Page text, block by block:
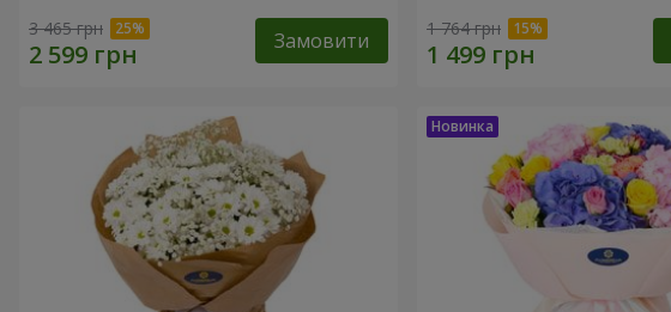
3 465 грн Замовити 1 764 грн